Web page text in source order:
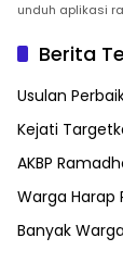
unduh aplikasi
Berita
Usulan
Kejati
AKBP
Warga Harap
Banyak